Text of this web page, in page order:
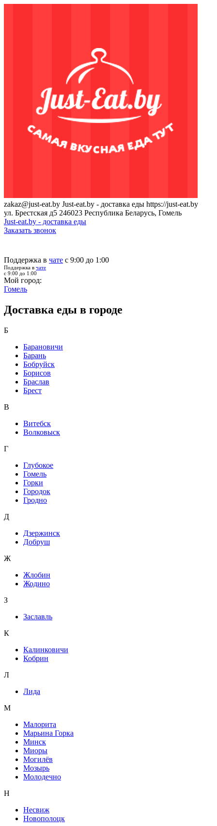
zakaz@just-eat.by Just-eat.by - доставка еды https://just-eat.by
ул. Брестская д5 246023 Республика Беларусь, Гомель
Just-eat.by - доставка еды
Заказать звонок
Поддержка в чате с 9:00 до 1:00
Поддержка в чате
с 9:00 до 1:00
Мой город:
Гомель
Доставка еды в городе
Б
Барановичи
Барань
Бобруйск
Борисов
Браслав
Брест
В
Витебск
Волковыск
Г
Глубокое
Гомель
Горки
Городок
Гродно
Д
Дзержинск
Добруш
Ж
Жлобин
Жодино
З
Заславль
К
Калинковичи
Кобрин
Л
Лида
М
Малорита
Марьина Горка
Минск
Миоры
Могилёв
Мозырь
Молодечно
Н
Несвиж
Новополоцк